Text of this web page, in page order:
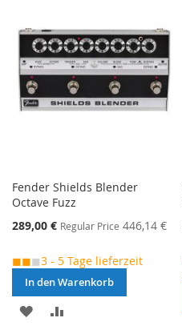
Fender Shields Blender
Octave Fuzz
Special
289,00 € Regular Price 446,14 €
◼◼◼3 - 5 Tage lieferzeit
In den Warenkorb
MERKEN